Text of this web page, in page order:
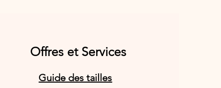
Offres et Services
Guide des tailles